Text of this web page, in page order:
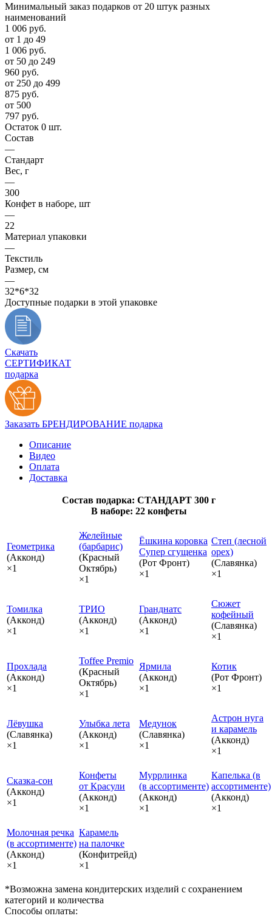
Минимальный заказ подарков от 20 штук разных
наименований
1 006 руб.
от 1 до 49
1 006 руб.
от 50 до 249
960 руб.
от 250 до 499
875 руб.
от 500
797 руб.
Остаток 0 шт.
Состав
—
Стандарт
Вес, г
—
300
Конфет в наборе, шт
—
22
Материал упаковки
—
Текстиль
Размер, см
—
32*6*32
Доступные подарки в этой упаковке
Скачать
СЕРТИФИКАТ
подарка
Заказать БРЕНДИРОВАНИЕ подарка
Описание
Видео
Оплата
Доставка
Состав подарка: СТАНДАРТ 300 г
В наборе: 22 конфеты
Геометрика
(Акконд)
×1
Желейные
(барбарис)
(Красный
Октябрь)
×1
Ёшкина коровка
Супер сгущенка
(Рот Фронт)
×1
Степ (лесной
орех)
(Славянка)
×1
Томилка
(Акконд)
×1
ТРИО
(Акконд)
×1
Гранднатс
(Акконд)
×1
Сюжет
кофейный
(Славянка)
×1
Прохлада
(Акконд)
×1
Toffee Premio
(Красный
Октябрь)
×1
Ярмила
(Акконд)
×1
Котик
(Рот Фронт)
×1
Лёвушка
(Славянка)
×1
Улыбка лета
(Акконд)
×1
Медунок
(Славянка)
×1
Астрон нуга
и карамель
(Акконд)
×1
Сказка‑сон
(Акконд)
×1
Конфеты
от Красули
(Акконд)
×1
Муррлинка
(в ассортименте)
(Акконд)
×1
Капелька (в
ассортименте)
(Акконд)
×1
Молочная речка
(в ассортименте)
(Акконд)
×1
Карамель
на палочке
(Конфитрейд)
×1
*Возможна замена кондитерских изделий с сохранением
категорий и количества
Способы оплаты: